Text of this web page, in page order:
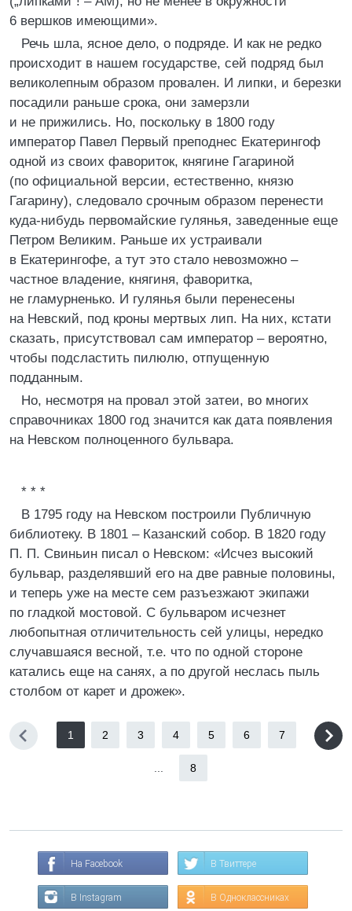
6 вершков имеющими».
Речь шла, ясное дело, о подряде. И как не редко
происходит в нашем государстве, сей подряд был
великолепным образом провален. И липки, и березки
посадили раньше срока, они замерзли
и не прижились. Но, поскольку в 1800 году
император Павел Первый преподнес Екатерингоф
одной из своих фавориток, княгине Гагариной
(по официальной версии, естественно, князю
Гагарину), следовало срочным образом перенести
куда-нибудь первомайские гулянья, заведенные еще
Петром Великим. Раньше их устраивали
в Екатерингофе, а тут это стало невозможно –
частное владение, княгиня, фаворитка,
не гламурненько. И гулянья были перенесены
на Невский, под кроны мертвых лип. На них, кстати
сказать, присутствовал сам император – вероятно,
чтобы подсластить пилюлю, отпущенную
подданным.
Но, несмотря на провал этой затеи, во многих
справочниках 1800 год значится как дата появления
на Невском полноценного бульвара.
* * *
В 1795 году на Невском построили Публичную
библиотеку. В 1801 – Казанский собор. В 1820 году
П. П. Свиньин писал о Невском: «Исчез высокий
бульвар, разделявший его на две равные половины,
и теперь уже на месте сем разъезжают экипажи
по гладкой мостовой. С бульваром исчезнет
любопытная отличительность сей улицы, нередко
случавшаяся весной, т.е. что по одной стороне
катались еще на санях, а по другой неслась пыль
столбом от карет и дрожек».
1 2 3 4 5 6 7
8
На Facebook В Твиттере
В Instagram В Одноклассниках